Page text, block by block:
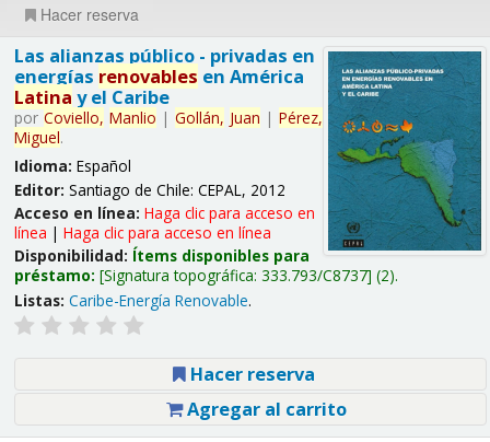
Hacer reserva
Las alianzas público - privadas en
energías renovables en América
Latina y el Caribe
por Coviello, Manlio | Gollán, Juan | Pérez,
Miguel.
Idioma: Español
Editor: Santiago de Chile: CEPAL, 2012
Acceso en línea: Haga clic para acceso en
línea | Haga clic para acceso en línea
Disponibilidad: Ítems disponibles para
préstamo: Signatura topográfica: 333.793/C8737 (2).
Listas: Caribe-Energía Renovable.
Hacer reserva
Agregar al carrito